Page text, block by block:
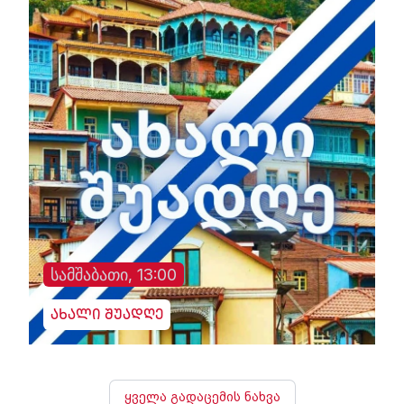
სამშაბათი, 13:00
ახალი შუადღე
ყველა გადაცემის ნახვა